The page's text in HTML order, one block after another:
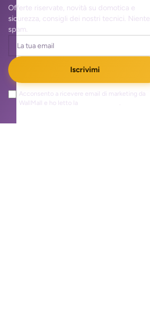
Offerte riservate, novità su domotica e
sicurezza, consigli dei nostri tecnici. Niente
spam.
Iscrivimi
Acconsento a ricevere email di marketing da
WallMall e ho letto la
.